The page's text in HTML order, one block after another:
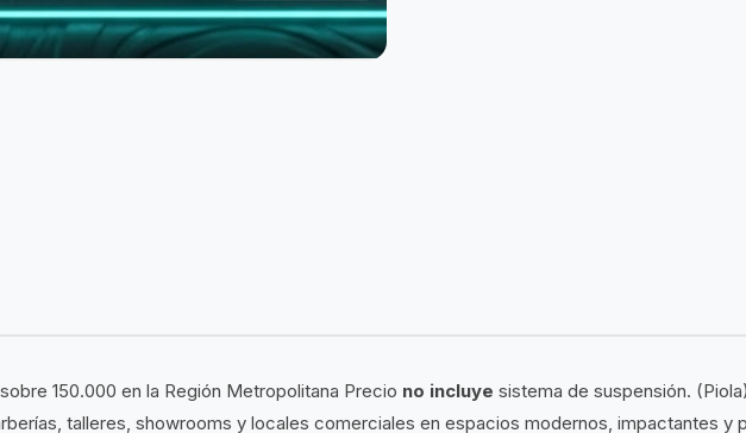
150.000 en la Región Metropolitana Precio no incluye sistema de suspensión.
talleres, showrooms y locales comerciales en espacios modernos, impactantes y